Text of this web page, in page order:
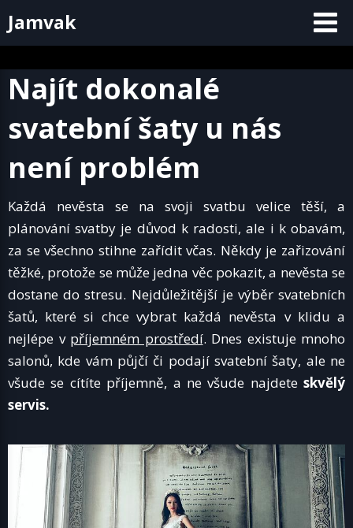
toJamvak
Najít dokonalé
svatební šaty u nás
není problém
Každá nevěsta se na svoji svatbu velice těší, a
plánování svatby je důvod k radosti, ale i k obavám,
za se všechno stihne zařídit včas. Někdy je zařizování
těžké, protože se může jedna věc pokazit, a nevěsta se
dostane do stresu. Nejdůležitější je výběr svatebních
šatů, které si chce vybrat každá nevěsta v klidu a
nejlépe v příjemném prostředí. Dnes existuje mnoho
salonů, kde vám půjčí či podají svatební šaty, ale ne
všude se cítíte příjemně, a ne všude najdeteskvělý
servis.